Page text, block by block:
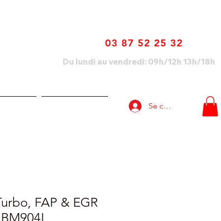
03 87 52 25 32
Du lundi au vendredi: 09h/12h 13h/18h
Se connecter
FAP & EGR